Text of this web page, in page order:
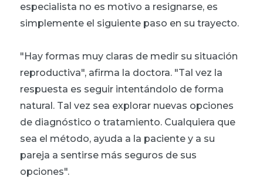
especialista no es motivo a resignarse, es
simplemente el siguiente paso en su trayecto.
"Hay formas muy claras de medir su situación
reproductiva", afirma la doctora. "Tal vez la
respuesta es seguir intentándolo de forma
natural. Tal vez sea explorar nuevas opciones
de diagnóstico o tratamiento. Cualquiera que
sea el método, ayuda a la paciente y a su
pareja a sentirse más seguros de sus
opciones".